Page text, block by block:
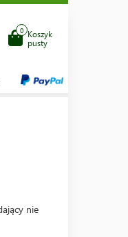
Koszyk
pusty
0
nie